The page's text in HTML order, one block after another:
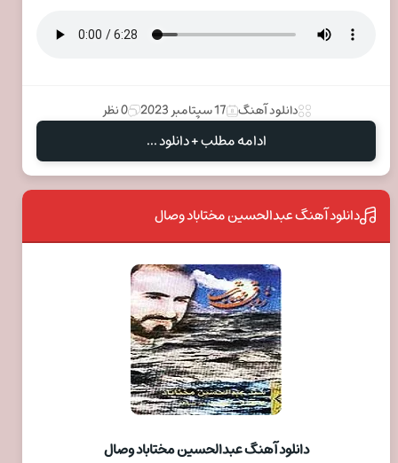
دانلود آهنگ 17 سپتامبر 2023 0 نظر
ادامه مطلب + دانلود ...
دانلود آهنگ عبدالحسین مختاباد وصال
دانلود آهنگ عبدالحسین مختاباد وصال